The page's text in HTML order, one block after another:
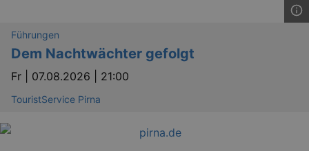
Führungen
Dem Nachtwächter gefolgt
Fr | 07.08.2026 | 21:00
TouristService Pirna